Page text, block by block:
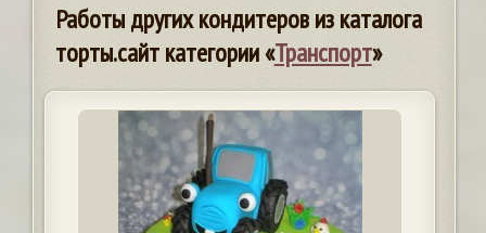
Работы других кондитеров из каталога
торты.сайт категории «Транспорт»